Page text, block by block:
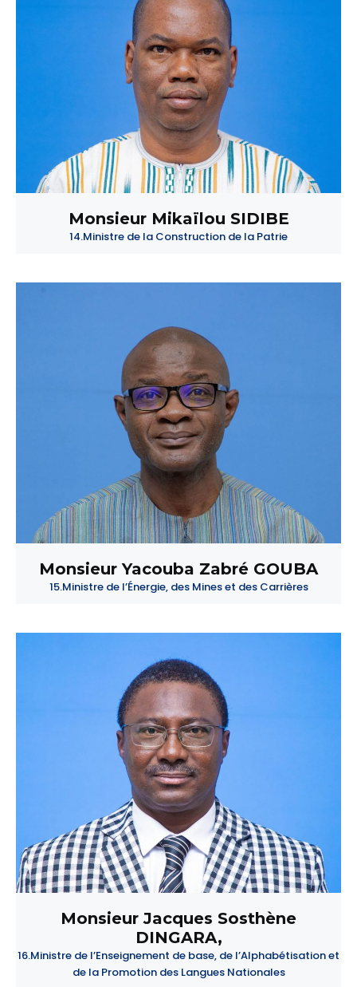
Monsieur Mikaïlou SIDIBE
14.Ministre de la Construction de la Patrie
Monsieur Yacouba Zabré GOUBA
15.Ministre de l’Énergie, des Mines et des Carrières
Monsieur Jacques Sosthène
DINGARA,
16.Ministre de l’Enseignement de base, de l’Alphabétisation et
de la Promotion des Langues Nationales